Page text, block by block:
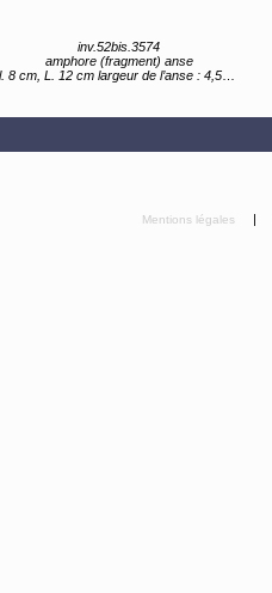
inv.52bis.3574
amphore (fragment) anse
l. 8 cm, L. 12 cm largeur de l’anse : 4,5 cm.
Mentions légales